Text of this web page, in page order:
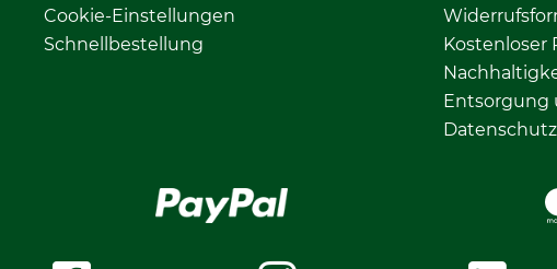
Cookie-Einstellungen
Schnellbestellung
Kostenloser
Entsorgung